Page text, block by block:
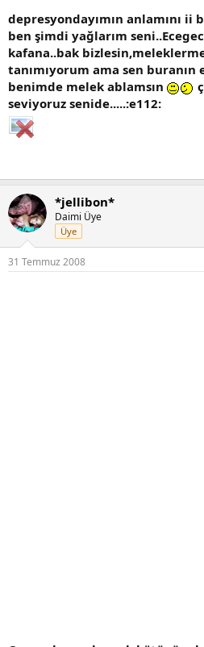
depresyondayımın anlamını ii
ben şimdi yağlarım
kafana..bak
tanımıyorum ama sen
benimde melek ablamsın
seviyoruz senide.....:e112:
*jellibon*
Daimi Üye
Üye
31 Temmuz 2008